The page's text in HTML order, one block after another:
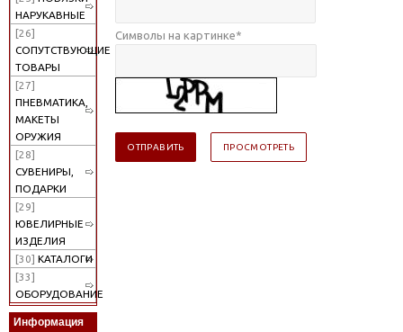
НАРУКАВНЫЕ
[26]
СОПУТСТВУЮЩИЕ
ТОВАРЫ
[27]
ПНЕВМАТИКА,
МАКЕТЫ
ОРУЖИЯ
[28]
СУВЕНИРЫ,
ПОДАРКИ
[29]
ЮВЕЛИРНЫЕ
ИЗДЕЛИЯ
[30] КАТАЛОГИ
[33]
ОБОРУДОВАНИЕ
Информация
Символы на картинке*